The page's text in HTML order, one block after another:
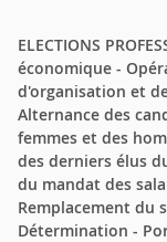
ELECTIONS
économique -
d'organisation et
Alternance des
femmes et des
des derniers élus
du mandat des
Remplacement du
Détermination -